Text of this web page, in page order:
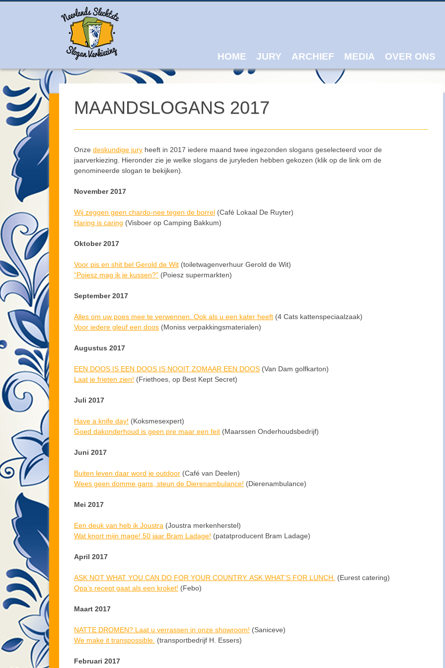
HOME JURY ARCHIEF MEDIA OVER ONS
MAANDSLOGANS 2017
Onze deskundige juryheeft in 2017 iedere maand twee ingezonden slogans geselecteerd voor de
jaarverkiezing. Hieronder zie je welke slogans de juryleden hebben gekozen (klik op de link om de
genomineerde slogan te bekijken).
November 2017
Wij zeggen geen chardo-nee tegen de borrel(Café Lokaal De Ruyter)
Haring is caring (Visboer op Camping Bakkum)
Oktober 2017
Voor pis en shit bel Gerold de Wit(toiletwagenverhuur Gerold de Wit)
“Poiesz mag ik je kussen?”(Poiesz supermarkten)
September 2017
Alles om uw poes mee te verwennen. Ook als u een kater heeft(4 Cats kattenspeciaalzaak)
Voor iedere gleuf een doos(Moniss verpakkingsmaterialen)
Augustus 2017
EEN DOOS IS EEN DOOS IS NOOIT ZOMAAR EEN DOOS(Van Dam golfkarton)
Laat je frieten zien! (Friethoes, op Best Kept Secret)
Juli 2017
Have a knife day! (Koksmesexpert)
Goed dakonderhoud is geen pre maar een feit(Maarssen Onderhoudsbedrijf)
Juni 2017
Buiten leven daar word je outdoor(Café van Deelen)
Wees geen domme gans, steun de Dierenambulance! (Dierenambulance)
Mei 2017
Een deuk van heb ik Joustra (Joustra merkenherstel)
Wat knort mijn mage! 50 jaar Bram Ladage! (patatproducent Bram Ladage)
April 2017
ASK NOT WHAT YOU CAN DO FOR YOUR COUNTRY. ASK WHAT’S FOR LUNCH.
(Eurest catering)
Opa’s recept gaat als een kroket! (Febo)
Maart 2017
NATTE DROMEN? Laat u verrassen in onze showroom! (Saniceve)
We make it transpossible. (transportbedrijf H. Essers)
Februari 2017